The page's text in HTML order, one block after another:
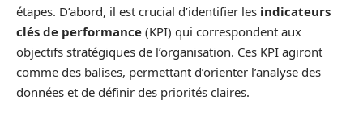
étapes. D’abord, il est crucial d’identifier les indicateurs
clés de performance (KPI) qui correspondent aux
objectifs stratégiques de l’organisation. Ces KPI agiront
comme des balises, permettant d’orienter l’analyse des
données et de définir des priorités claires.